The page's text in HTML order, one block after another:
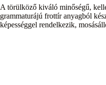
A törülköző kiváló minőségű,
grammaturájú frottír anyagból
képességgel rendelkezik,